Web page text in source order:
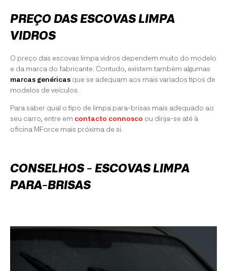
PREÇO DAS ESCOVAS LIMPA
VIDROS
O preço das escovas limpa vidros dependem muito do modelo
e da marca do fabricante. Contudo, existem também algumas
marcas genéricas que se adequam aos mais variados tipos de
modelos de veículos.
Para saber qual o tipo de limpa para-brisas mais adequado ao
seu carro, entre em contacto connosco ou dirija-se até à
oficina MForce mais próxima de si.
CONSELHOS - ESCOVAS LIMPA
PARA-BRISAS